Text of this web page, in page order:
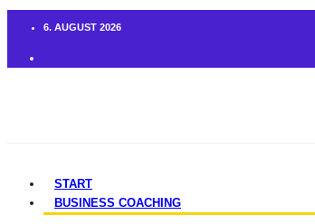
6. AUGUST 2026
START
BUSINESS COACHING